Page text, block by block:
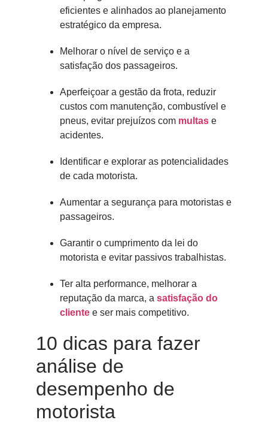
eficientes e alinhados ao planejamento
estratégico da empresa.
Melhorar o nível de serviço e a
satisfação dos passageiros.
Aperfeiçoar a gestão da frota, reduzir
custos com manutenção, combustível e
pneus, evitar prejuízos com multas e
acidentes.
Identificar e explorar as potencialidades
de cada motorista.
Aumentar a segurança para motoristas e
passageiros.
Garantir o cumprimento da lei do
motorista e evitar passivos trabalhistas.
Ter alta performance, melhorar a
reputação da marca, a satisfação do
cliente e ser mais competitivo.
10 dicas para fazer
análise de
desempenho de
motorista